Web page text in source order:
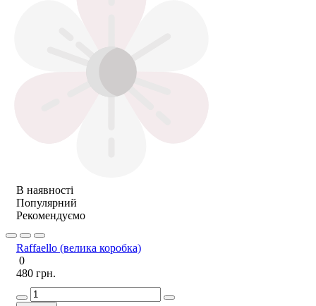
В наявності
Популярний
Рекомендуємо
Raffaello (велика коробка)
0
480 грн.